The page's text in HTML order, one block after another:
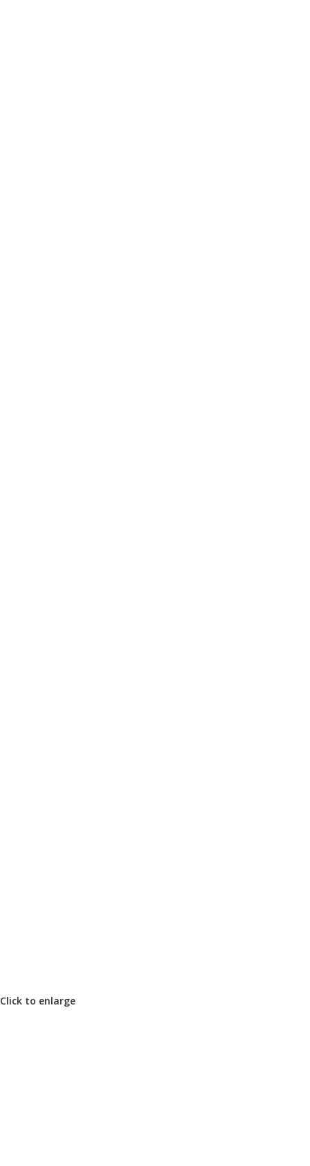
Click to enlarge